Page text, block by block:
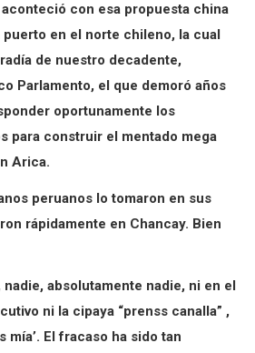
con esa propuesta china
en el norte chileno, la cual
de nuestro decadente,
Parlamento, el que demoró años
oportunamente los
para construir el mentado mega
Arica.
peruanos lo tomaron en sus
rápidamente en Chancay. Bien
nadie, absolutamente nadie, ni en el
ni la cipaya “prenss canalla” ,
mía’. El fracaso ha sido tan